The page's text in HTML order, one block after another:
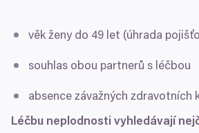
věk ženy do 49 let (úhrada
souhlas obou partnerů s léčbou
absence závažných zdravotních
Léčbu neplodnosti vyhledávají